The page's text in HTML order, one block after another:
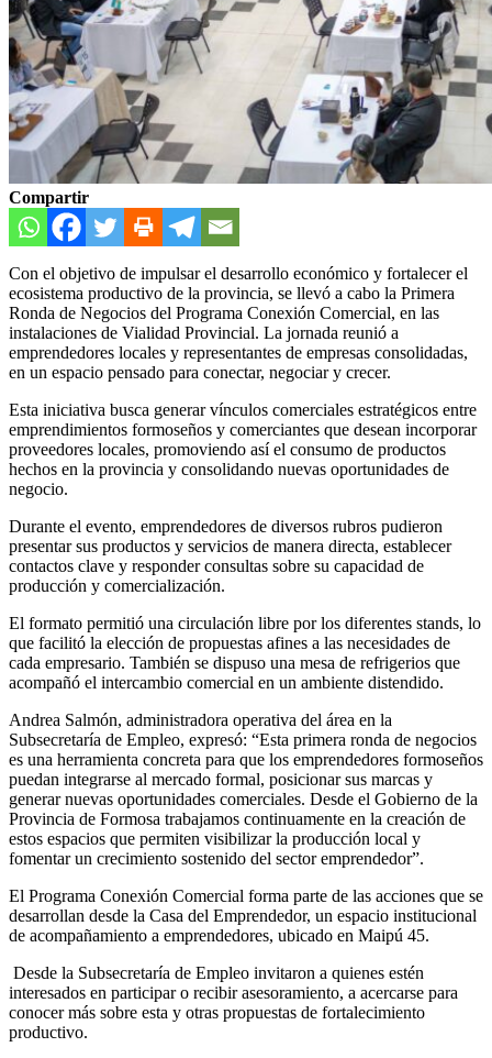
Compartir
Con el objetivo de impulsar el desarrollo económico y fortalecer el
ecosistema productivo de la provincia, se llevó a cabo la Primera
Ronda de Negocios del Programa Conexión Comercial, en las
instalaciones de Vialidad Provincial. La jornada reunió a
emprendedores locales y representantes de empresas consolidadas,
en un espacio pensado para conectar, negociar y crecer.
Esta iniciativa busca generar vínculos comerciales estratégicos entre
emprendimientos formoseños y comerciantes que desean incorporar
proveedores locales, promoviendo así el consumo de productos
hechos en la provincia y consolidando nuevas oportunidades de
negocio.
Durante el evento, emprendedores de diversos rubros pudieron
presentar sus productos y servicios de manera directa, establecer
contactos clave y responder consultas sobre su capacidad de
producción y comercialización.
El formato permitió una circulación libre por los diferentes stands, lo
que facilitó la elección de propuestas afines a las necesidades de
cada empresario. También se dispuso una mesa de refrigerios que
acompañó el intercambio comercial en un ambiente distendido.
Andrea Salmón, administradora operativa del área en la
Subsecretaría de Empleo, expresó: “Esta primera ronda de negocios
es una herramienta concreta para que los emprendedores formoseños
puedan integrarse al mercado formal, posicionar sus marcas y
generar nuevas oportunidades comerciales. Desde el Gobierno de la
Provincia de Formosa trabajamos continuamente en la creación de
estos espacios que permiten visibilizar la producción local y
fomentar un crecimiento sostenido del sector emprendedor”.
El Programa Conexión Comercial forma parte de las acciones que se
desarrollan desde la Casa del Emprendedor, un espacio institucional
de acompañamiento a emprendedores, ubicado en Maipú 45.
Desde la Subsecretaría de Empleo invitaron a quienes estén
interesados en participar o recibir asesoramiento, a acercarse para
conocer más sobre esta y otras propuestas de fortalecimiento
productivo.